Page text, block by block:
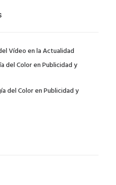
Vídeo en la Actualidad
del Color en Publicidad y
del Color en Publicidad y